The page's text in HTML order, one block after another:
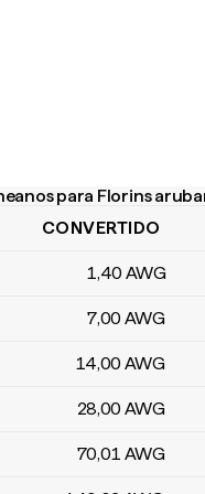
para Florins
para Florins arubanos
CONVERTIDO
1,40 AWG
7,00 AWG
14,00 AWG
28,00 AWG
70,01 AWG